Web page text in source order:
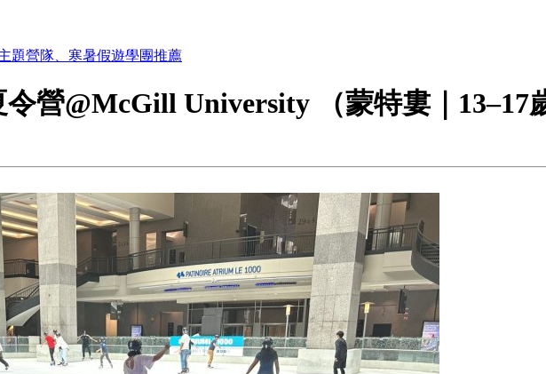
題營隊、寒暑假遊學團推薦
令營@McGill University （蒙特婁｜13–17